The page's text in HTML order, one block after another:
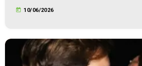
today 10/06/2026